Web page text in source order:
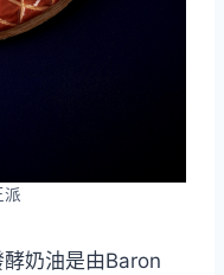
派
奶油是由Baron